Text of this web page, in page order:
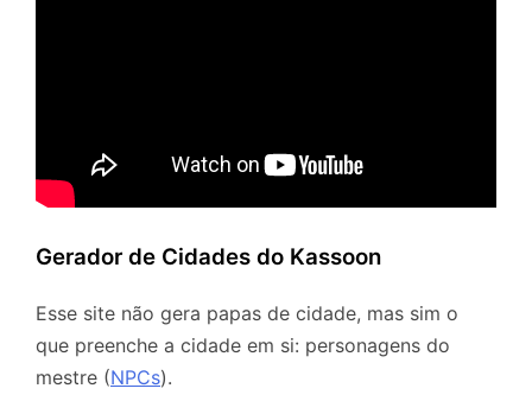
Gerador de Cidades do Kassoon
Esse site não gera papas de cidade, mas sim o
que preenche a cidade em si: personagens do
mestre (NPCs).